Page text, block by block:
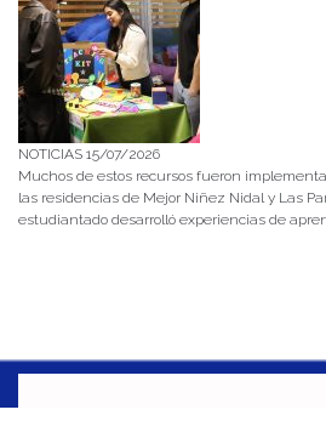
NOTICIAS 15/07/2026
Muchos de estos recursos fueron
las residencias de Mejor Niñez Nidal y Las
estudiantado desarrolló experiencias de